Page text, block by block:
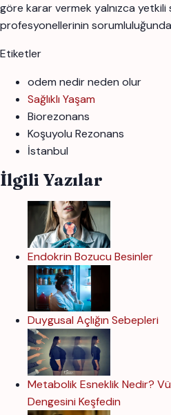
göre karar vermek yalnızca yetkili
profesyonellerinin
Etiketler
odem nedir neden olur
Sağlıklı Yaşam
Biorezonans
Koşuyolu Rezonans
İstanbul
İlgili Yazılar
Endokrin Bozucu Besinler
Duygusal Açlığın Sebepleri
Metabolik Esneklik Nedir?
Dengesini Keşfedin